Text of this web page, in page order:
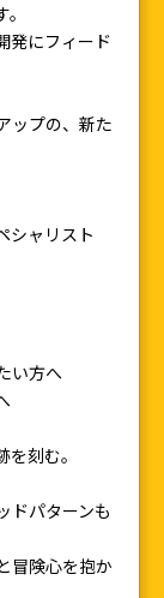
発にフィード
ップの、新た
シャリスト
い方へ
刻む。
ドパターンも
冒険心を抱か